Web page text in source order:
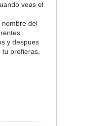
veas el
nombre del
y despues
prefieras,